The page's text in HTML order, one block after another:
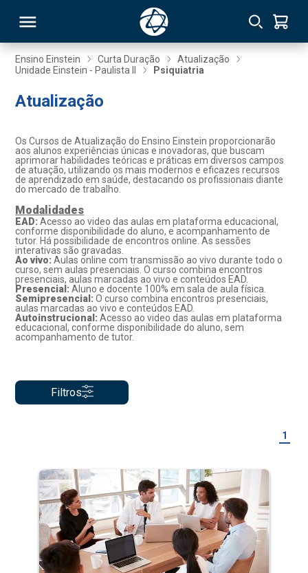
Ensino Einstein Curta Duração
Atualização
Unidade Einstein - Paulista II
Psiquiatria
Atualização
Os Cursos de Atualização do Ensino Einstein proporcionarão
aos alunos experiências únicas e inovadoras, que buscam
aprimorar habilidades teóricas e práticas em diversos campos
de atuação, utilizando os mais modernos e eficazes recursos
de aprendizado em saúde, destacando os profissionais diante
do mercado de trabalho.
Modalidades
EAD:Acesso ao video das aulas em plataforma educacional,
conforme disponibilidade do aluno, e acompanhamento de
tutor. Há possibilidade de encontros online. As sessões
interativas são gravadas.
Ao vivo: Aulas online com transmissão ao vivo durante todo o
curso, sem aulas presenciais. O curso combina encontros
presenciais, aulas marcadas ao vivo e conteúdos EAD.
Presencial:Aluno e docente 100% em sala de aula física.
Semipresencial:O curso combina encontros presenciais,
aulas marcadas ao vivo e conteúdos EAD.
Autoinstrucional:Acesso ao video das aulas em plataforma
educacional, conforme disponibilidade do aluno, sem
acompanhamento de tutor.
Filtros
1